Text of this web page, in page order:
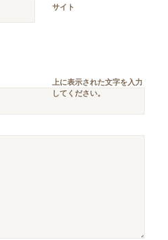
サイト
上に表示された文字を入力
してください。